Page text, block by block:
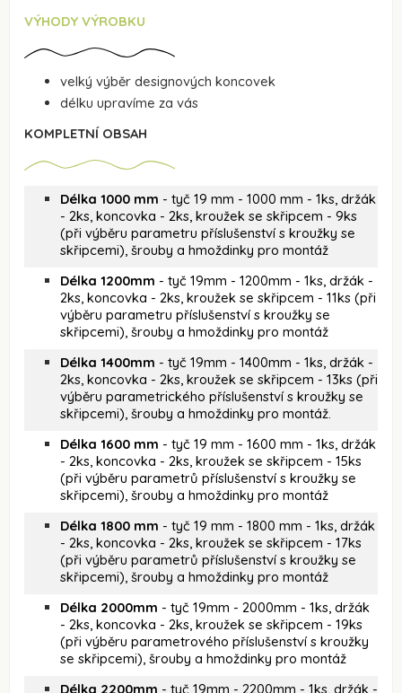
VÝHODY VÝROBKU
velký výběr designových koncovek
délku upravíme za vás
KOMPLETNÍ OBSAH
Délka 1000 mm - tyč 19 mm - 1000 mm - 1ks, držák
- 2ks, koncovka - 2ks, kroužek se skřipcem - 9ks
(při výběru parametru příslušenství s kroužky se
skřipcemi), šrouby a hmoždinky pro montáž
Délka 1200mm - tyč 19mm - 1200mm - 1ks, držák -
2ks, koncovka - 2ks, kroužek se skřipcem - 11ks (při
výběru parametru příslušenství s kroužky se
skřipcemi), šrouby a hmoždinky pro montáž
Délka 1400mm - tyč 19mm - 1400mm - 1ks, držák -
2ks, koncovka - 2ks, kroužek se skřipcem - 13ks (při
výběru parametrického příslušenství s kroužky se
skřipcemi), šrouby a hmoždinky pro montáž.
Délka 1600 mm - tyč 19 mm - 1600 mm - 1ks, držák
- 2ks, koncovka - 2ks, kroužek se skřipcem - 15ks
(při výběru parametrů příslušenství s kroužky se
skřipcemi), šrouby a hmoždinky pro montáž
Délka 1800 mm - tyč 19 mm - 1800 mm - 1ks, držák
- 2ks, koncovka - 2ks, kroužek se skřipcem - 17ks
(při výběru parametrů příslušenství s kroužky se
skřipcemi), šrouby a hmoždinky pro montáž
Délka 2000mm - tyč 19mm - 2000mm - 1ks, držák
- 2ks, koncovka - 2ks, kroužek se skřipcem - 19ks
(při výběru parametrového příslušenství s kroužky
se skřipcemi), šrouby a hmoždinky pro montáž
Délka 2200mm - tyč 19mm - 2200mm - 1ks, držák -